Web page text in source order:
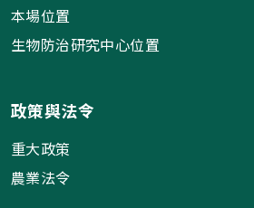
本場位置
生物防治研究中心位置
政策與法令
重大政策
農業法令